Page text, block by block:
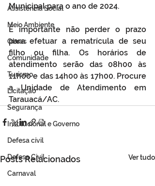
Assistência Social
Meio Ambiente
Obras
Comunidade
Turismo
Licitação
Segurança
Institucional e Governo
Defesa cívil
Defesa Civil
Carnaval
Municipal para o ano de 2024.
É importante não perder o prazo
para efetuar a rematrícula de seu
filho ou filha. Os horários de
atendimento serão das 08h00 às
11h00 e das 14h00 às 17h00. Procure
a Unidade de Atendimento em
Tarauacá/AC.
Posts Relacionados Ver tudo